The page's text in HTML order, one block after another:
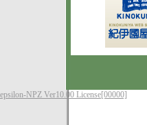
epsilon-NPZ Ver10.00 License[00000]